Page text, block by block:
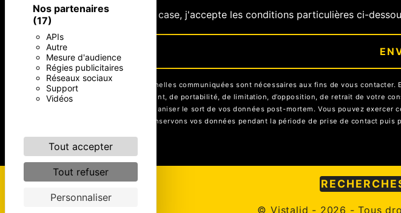
Nos partenaires
(17)
APIs
Autre
Mesure d'audience
Régies publicitaires
Réseaux sociaux
Support
Vidéos
Tout accepter
Tout refuser
Personnaliser
En cochant cette case, j'accepte les conditions particulières ci-
** Les données personnelles communiquées sont nécessaires aux fins de vous
rectification, d’effacement, de portabilité, de limitation, d’opposition, de retrait de votre
contrôle, ainsi que d’organiser le sort de vos données post-mortem. Vous pouvez
être demandé. Nous conservons vos données pendant la période de prise de contact
© Vistalid - 2026 - Tous